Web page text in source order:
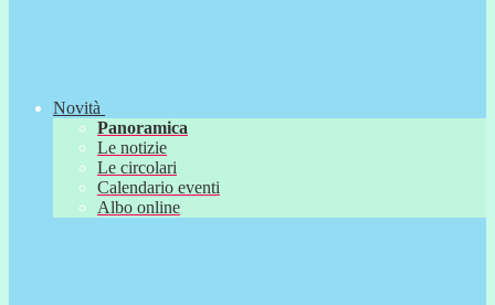
Novità
Panoramica
Le notizie
Le circolari
Calendario eventi
Albo online